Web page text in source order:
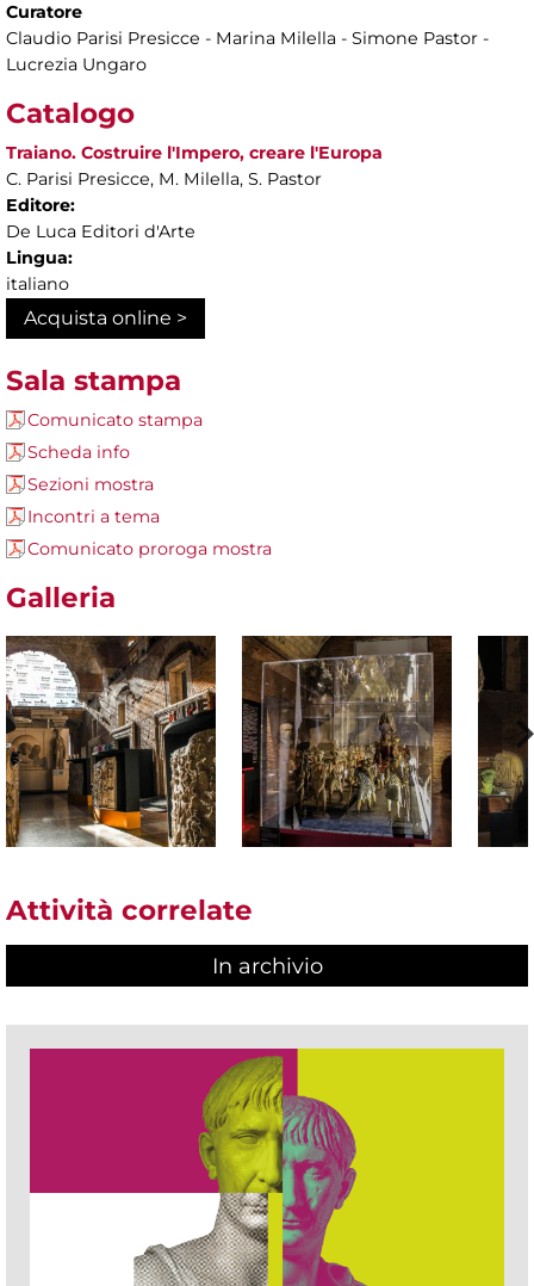
Curatore
Claudio Parisi Presicce - Marina Milella - Simone Pastor -
Lucrezia Ungaro
Catalogo
Traiano. Costruire l'Impero, creare l'Europa
C. Parisi Presicce, M. Milella, S. Pastor
Editore:
De Luca Editori d'Arte
Lingua:
italiano
Acquista online >
Sala stampa
Comunicato stampa
Scheda info
Sezioni mostra
Incontri a tema
Comunicato proroga mostra
Galleria
Attività correlate
In archivio